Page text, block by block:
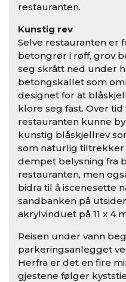
restauranten.
Kunstig rev
Selve restauranten er
betongrør i røff, grov
seg skrått ned under
betongskallet som
designet for at
klore seg fast. Over
restauranten kunne
kunstig blåskjellrev
som naturlig tiltrekker
dempet belysning fra
restauranten, men
bidra til å iscenesette
sandbanken på
akrylvinduet på 11 x 4
Reisen under vann
parkeringsanlegget
Herfra er det en fire
gjestene følger